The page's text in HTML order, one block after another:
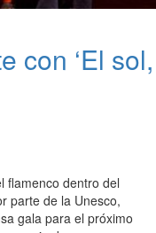
con ‘El sol,
flamenco dentro del
parte de la Unesco,
gala para el próximo